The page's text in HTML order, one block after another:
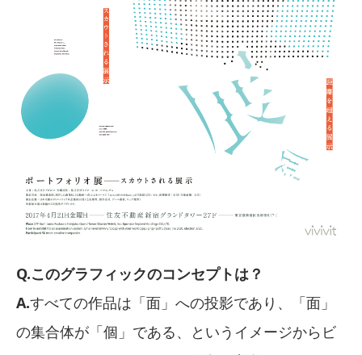
Q.このグラフィックのコンセプトは？
A.すべての作品は「面」への投影であり、「面」
の集合体が「個」である、というイメージからビ